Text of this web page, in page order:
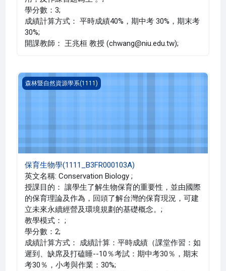
學分數：3;
成績計算方式： 平時成績40%，期中考 30%，期末考
30%;
開課教師： 王兆桓 教授 (chwang@niu.edu.tw);
保育生物學(1111_B3FR000103A)
森林暨自然資源學系(1111)
保育生物學(1111_B3FR000103A)
英文名稱: Conservation Biology ;
授課目的： 讓學生了解生物保育的重要性，並由國際
的保育理論及作為，回頭了解台灣的保育現況，可建
立未來永續經營及環境規劃的基礎概念。;
教學模式： ;
學分數：2;
成績計算方式： 成績計算：平時成績（課堂作習：如
遲到、缺席及打磕睡--10％考試：期中考30％，期末
考30％，小考與作業：30%;